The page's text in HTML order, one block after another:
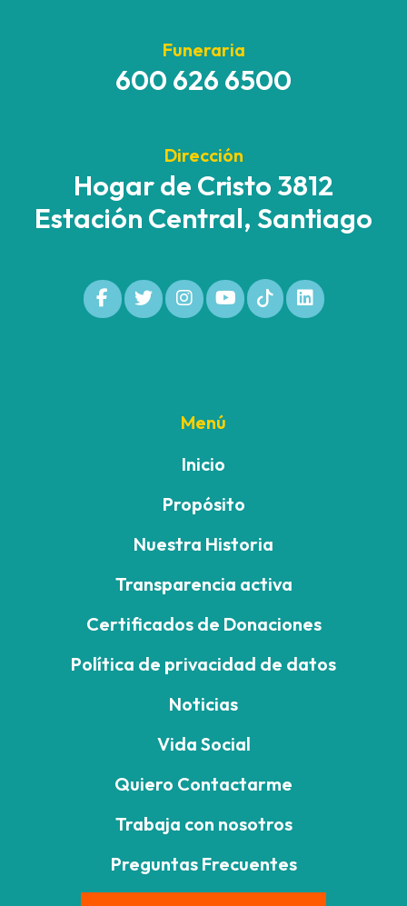
Funeraria
600 626 6500
Dirección
Hogar de Cristo 3812
Estación Central, Santiago
Menú
Inicio
Propósito
Nuestra Historia
Transparencia activa
Certificados de Donaciones
Política de privacidad de datos
Noticias
Vida Social
Quiero Contactarme
Trabaja con nosotros
Preguntas Frecuentes